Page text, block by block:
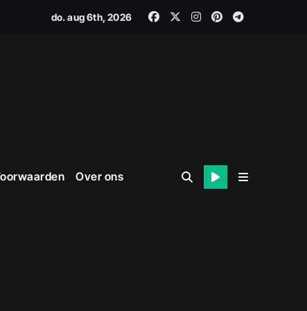
do. aug 6th, 2026
Over ons